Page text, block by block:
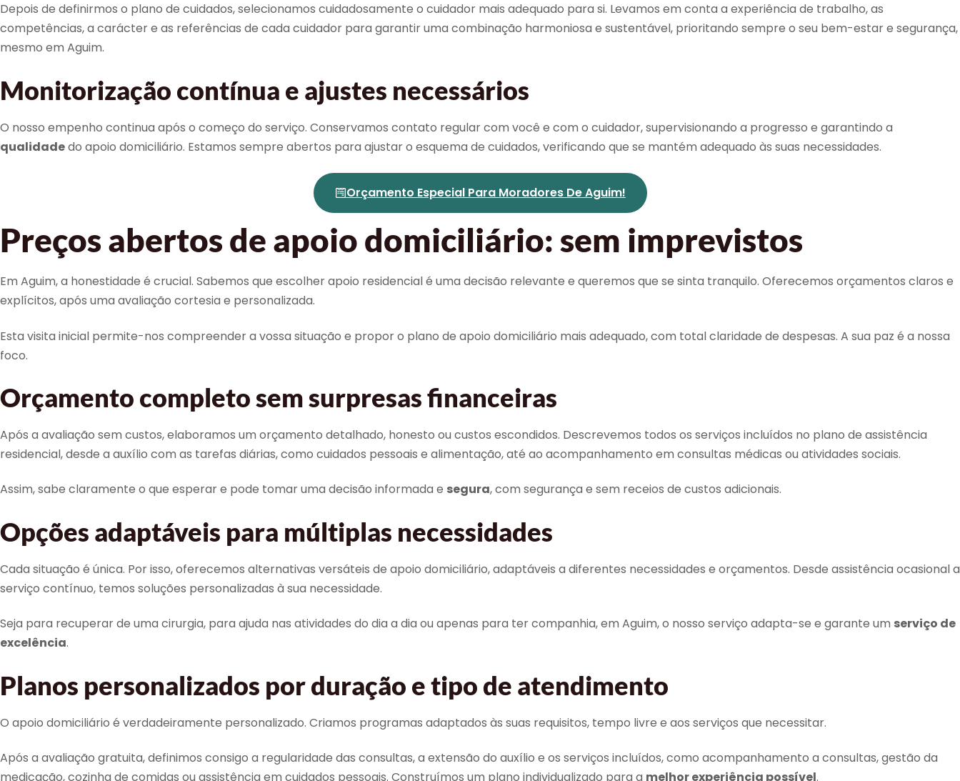
Depois de definirmos o plano de cuidados, selecionamos cuidadosamente o cuidador mais adequado para si. Levamos em conta a experiência de trabalho, as
competências, a carácter e as referências de cada cuidador para garantir uma combinação harmoniosa e sustentável, prioritando sempre o seu bem-estar e segurança,
mesmo em Aguim.
Monitorização contínua e ajustes necessários
O nosso empenho continua após o começo do serviço. Conservamos contato regular com você e com o cuidador, supervisionando a progresso e garantindo a
qualidadedo apoio domiciliário. Estamos sempre abertos para ajustar o esquema de cuidados, verificando que se mantém adequado às suas necessidades.
Orçamento Especial Para Moradores De Aguim!
Preços abertos de apoio domiciliário: sem imprevistos
Em Aguim, a honestidade é crucial. Sabemos que escolher apoio residencial é uma decisão relevante e queremos que se sinta tranquilo. Oferecemos orçamentos claros e
explícitos, após uma avaliação cortesia e personalizada.
Esta visita inicial permite-nos compreender a vossa situação e propor o plano de apoio domiciliário mais adequado, com total claridade de despesas. A sua paz é a nossa
foco.
Orçamento completo sem surpresas financeiras
Após a avaliação sem custos, elaboramos um orçamento detalhado, honesto ou custos escondidos. Descrevemos todos os serviços incluídos no plano de assistência
residencial, desde a auxílio com as tarefas diárias, como cuidados pessoais e alimentação, até ao acompanhamento em consultas médicas ou atividades sociais.
Assim, sabe claramente o que esperar e pode tomar uma decisão informada e segura, com segurança e sem receios de custos adicionais.
Opções adaptáveis para múltiplas necessidades
Cada situação é única. Por isso, oferecemos alternativas versáteis de apoio domiciliário, adaptáveis a diferentes necessidades e orçamentos. Desde assistência ocasional a
serviço contínuo, temos soluções personalizadas à sua necessidade.
Seja para recuperar de uma cirurgia, para ajuda nas atividades do dia a dia ou apenas para ter companhia, em Aguim, o nosso serviço adapta-se e garante um serviço de
excelência.
Planos personalizados por duração e tipo de atendimento
O apoio domiciliário é verdadeiramente personalizado. Criamos programas adaptados às suas requisitos, tempo livre e aos serviços que necessitar.
Após a avaliação gratuita, definimos consigo a regularidade das consultas, a extensão do auxílio e os serviços incluídos, como acompanhamento a consultas, gestão da
medicação, cozinha de comidas ou assistência em cuidados pessoais. Construímos um plano individualizado para a melhor experiência possível.